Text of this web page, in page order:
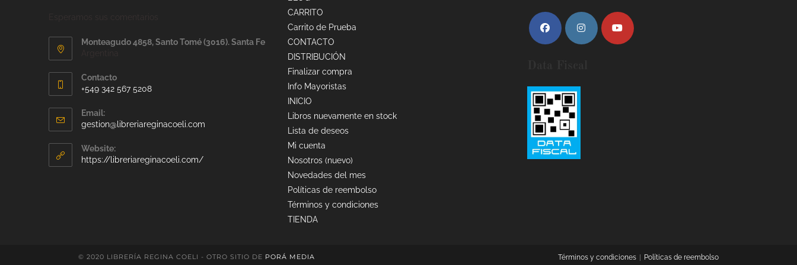
Monteagudo 4858, Santo Tomé (3016). Santa Fe
Contacto
+549 342 567 5208
Email:
gestion@libreriareginacoeli.com
Website:
https://libreriareginacoeli.com/
CARRITO
Carrito de Prueba
CONTACTO
DISTRIBUCIÓN
Finalizar compra
Info Mayoristas
INICIO
Libros nuevamente en stock
Lista de deseos
Mi cuenta
Nosotros (nuevo)
Novedades del mes
Políticas de reembolso
Términos y condiciones
TIENDA
Términos y condiciones Políticas de reembolso
© 2020 LIBRERÍA REGINA COELI - OTRO SITIO DE PORÁ MEDIA